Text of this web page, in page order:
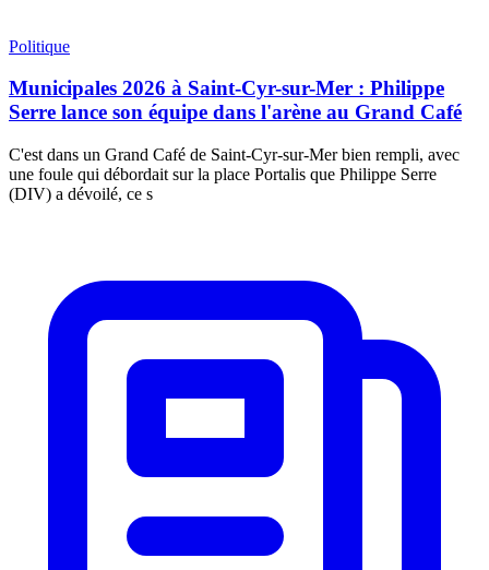
Politique
Municipales 2026 à Saint-Cyr-sur-Mer : Philippe
Serre lance son équipe dans l'arène au Grand Café
C'est dans un Grand Café de Saint-Cyr-sur-Mer bien rempli, avec
une foule qui débordait sur la place Portalis que Philippe Serre
(DIV) a dévoilé, ce s